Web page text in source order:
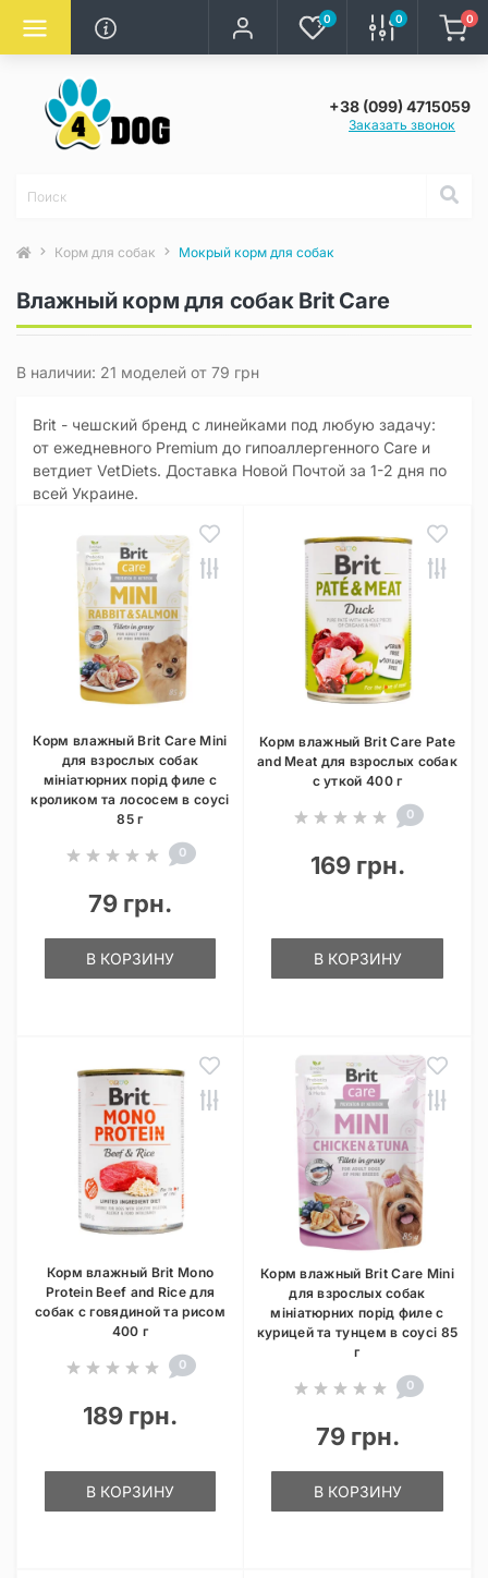
0 0 0
+38 (099) 4715059
Заказать звонок
Корм для собак Мокрый корм для собак
Влажный корм для собак Brit Care
В наличии: 21 моделей от 79 грн
Brit - чешский бренд с линейками под любую задачу:
от ежедневного Premium до гипоаллергенного Care и
ветдиет VetDiets. Доставка Новой Почтой за 1-2 дня по
всей Украине.
Корм влажный Brit Care Mini
для взрослых собак
мініатюрних порід филе с
кроликом та лососем в соусі
85 г
0
79 грн.
В КОРЗИНУ
Корм влажный Brit Care Pate
and Meat для взрослых собак
с уткой 400 г
0
169 грн.
В КОРЗИНУ
Корм влажный Brit Mono
Protein Beef and Rice для
собак с говядиной та рисом
400 г
0
189 грн.
В КОРЗИНУ
Корм влажный Brit Care Mini
для взрослых собак
мініатюрних порід филе с
курицей та тунцем в соусі 85
г
0
79 грн.
В КОРЗИНУ